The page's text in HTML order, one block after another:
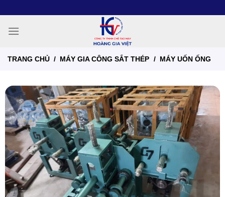
nội
TRANG CHỦ / MÁY GIA CÔNG SẮT THÉP / MÁY UỐN ỐNG